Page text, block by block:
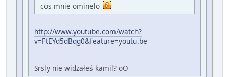
cos mnie ominelo
http://www.youtube.com/watch?
v=FtEYd5dBqg0&feature=youtu.be
Srsly nie widzałeś kamil? oO